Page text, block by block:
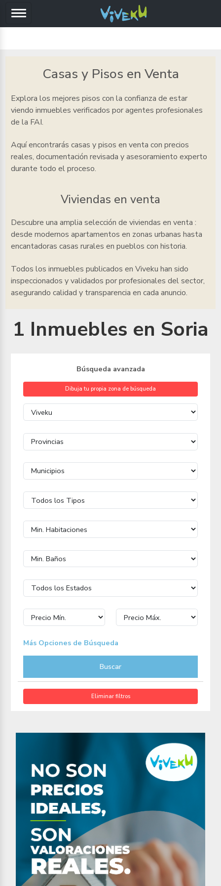
Casas y Pisos en Venta
Explora los mejores pisos con la confianza de estar
viendo inmuebles verificados por agentes profesionales
de la FAI.
Aquí encontrarás casas y pisos en venta con precios
reales, documentación revisada y asesoramiento experto
durante todo el proceso.
Viviendas en venta
Descubre una amplia selección de viviendas en venta :
desde modernos apartamentos en zonas urbanas hasta
encantadoras casas rurales en pueblos con historia.
Todos los inmuebles publicados en Viveku han sido
inspeccionados y validados por profesionales del sector,
asegurando calidad y transparencia en cada anuncio.
1 Inmuebles en Soria
Búsqueda avanzada
Dibuja tu propia zona de búsqueda
Más Opciones de Búsqueda
Buscar
Eliminar filtros